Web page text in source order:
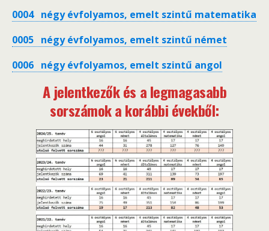
0004 négy évfolyamos, emelt szintű matematika
0005 négy évfolyamos, emelt szintű német
0006 négy évfolyamos, emelt szintű angol
A jelentkezők és a legmagasabb
sorszámok a korábbi évekből: